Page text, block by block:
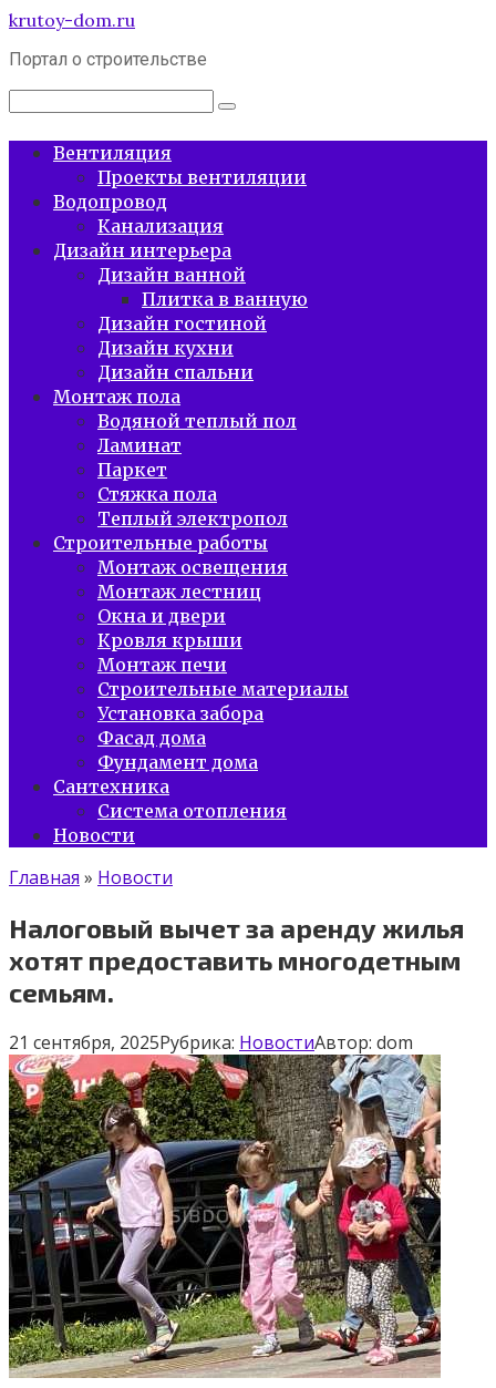
Перейти
контенту
krutoy-dom.ru
Портал о строительстве
Поиск:
Вентиляция
Проекты вентиляции
Водопровод
Канализация
Дизайн интерьера
Дизайн ванной
Плитка в ванную
Дизайн гостиной
Дизайн кухни
Дизайн спальни
Монтаж пола
Водяной теплый пол
Ламинат
Паркет
Стяжка пола
Теплый электропол
Строительные работы
Монтаж освещения
Монтаж лестниц
Окна и двери
Кровля крыши
Монтаж печи
Строительные материалы
Установка забора
Фасад дома
Фундамент дома
Сантехника
Система отопления
Новости
Главная » Новости
Налоговый вычет за аренду жилья
хотят предоставить многодетным
семьям.
21 сентября, 2025Рубрика: НовостиАвтор: dom